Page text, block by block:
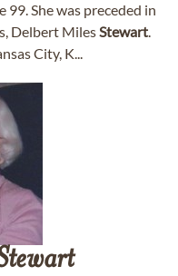
99. She was preceded in
Delbert MilesStewart.
City, K...